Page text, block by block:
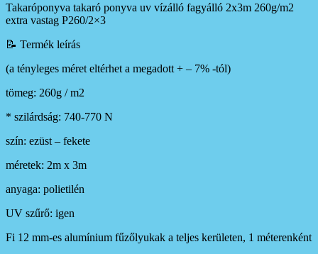
Takaróponyva takaró ponyva uv vízálló fagyálló 2x3m 260g/m2
extra vastag P260/2×3
📝 Termék leírás
(a tényleges méret eltérhet a megadott + – 7% -tól)
tömeg: 260g / m2
* szilárdság: 740-770 N
szín: ezüst – fekete
méretek: 2m x 3m
anyaga: polietilén
UV szűrő: igen
Fi 12 mm-es alumínium fűzőlyukak a teljes kerületen, 1 méterenként